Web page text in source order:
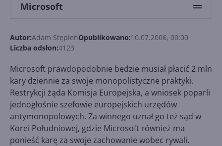
Microsoft
Autor:Adam StępieńOpublikowano:10.07.2006, 00:00
Liczba odsłon:4123
Microsoft prawdopodobnie będzie musiał płacić 2 mln
kary dziennie za swoje monopolistyczne praktyki.
Restrykcji żąda Komisja Europejska, a wniosek poparli
jednogłośnie szefowie europejskich urzędów
antymonopolowych. Za winnego uznał go też sąd w
Korei Południowej, gdzie Microsoft również ma
ponieść karę za swoje zachowanie wobec rywali.